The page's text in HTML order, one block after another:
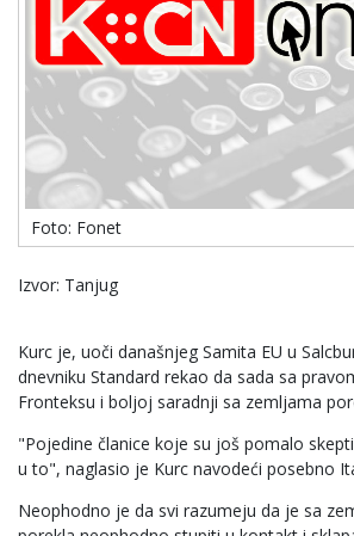
Foto: Fonet
Izvor: Tanjug
Kurc je, uoči današnjeg Samita EU u
dnevniku Standard rekao da sada sa
Fronteksu i boljoj saradnji sa zemljama
"Pojedine članice koje su još pomalo
u to", naglasio je Kurc navodeći posebno
Neophodno je da svi razumeju da je sa